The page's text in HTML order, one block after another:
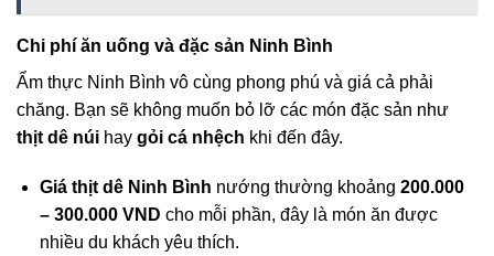
Chi phí ăn uống và đặc sản Ninh Bình
Ẩm thực Ninh Bình vô cùng phong phú và giá cả phải
chăng. Bạn sẽ không muốn bỏ lỡ các món đặc sản như
thịt dê núi hay gỏi cá nhệch khi đến đây.
Giá thịt dê Ninh Bình nướng thường khoảng 200.000
– 300.000 VND cho mỗi phần, đây là món ăn được
nhiều du khách yêu thích.